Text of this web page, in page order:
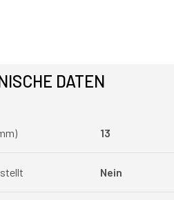
DATEN
13
Nein